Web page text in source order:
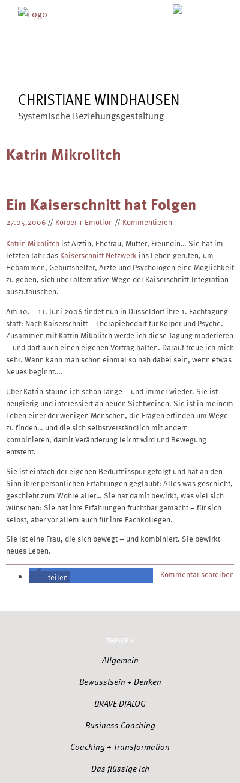
CHRISTIANE WINDHAUSEN
Systemische Beziehungsgestaltung
ÜBER MICH
Katrin Mikrolitch
Ein Kaiserschnitt hat Folgen
27.05.2006 // Körper + Emotion // Kommentieren
Katrin Mikolitch ist Ärztin, Ehefrau, Mutter, Freundin… Sie hat im
letzten Jahr das Kaiserschnitt Netzwerk ins Leben gerufen, um
Hebammen, Geburtshelfer, Ärzte und Psychologen eine Möglichkeit
zu geben, sich über alternative Wege der Kaiserschnitt-Integration
auszutauschen.
Am 10. + 11. Juni 2006 findet nun in Düsseldorf ihre 1. Fachtagung
statt: Nach Kaiserschnitt – Therapiebedarf für Körper und Psyche.
Zusammen mit Katrin Mikolitch werde ich diese Tagung moderieren
– und dort auch einen eigenen Vortrag halten. Darauf freue ich mich
sehr. Wann kann man schon einmal so nah dabei sein, wenn etwas
Neues beginnt….
Über Katrin staune ich schon lange – und immer wieder. Sie ist
neugierig und interessiert an neuen Sichtweisen. Sie ist in meinem
Leben einer der wenigen Menschen, die Fragen erfinden um Wege
zu finden… und die sich selbstverständlich mit andern
kombinieren, damit Veränderung leicht wird und Bewegung
entsteht.
Sie ist einfach der eigenen Bedürfnisspur gefolgt und hat an den
Sinn ihrer persönlichen Erfahrungen geglaubt: Alles was geschieht,
geschieht zum Wohle aller… Sie hat damit bewirkt, was viel sich
wünschen: Sie hat ihre Erfahrungen fruchtbar gemacht – für sich
selbst, aber vor allem auch für ihre Fachkollegen.
Sie ist eine Frau, die sich bewegt – und kombiniert. Sie bewirkt
neues Leben.
teilen
Kommentar schreiben
THEMEN
Allgemein
Bewusstsein + Denken
BRAVE DIALOG
Business Coaching
Coaching + Transformation
Das flüssige Ich